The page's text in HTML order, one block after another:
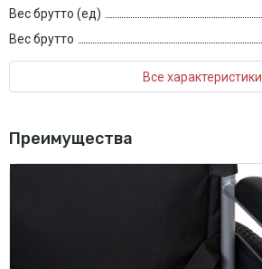
Вес брутто (ед)
Вес брутто
Все характеристики
Преимущества